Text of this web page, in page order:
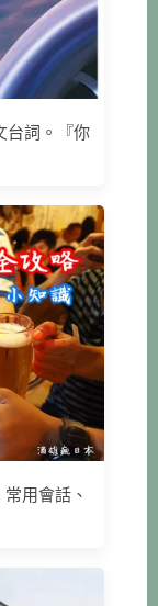
台詞。『你
用會話、